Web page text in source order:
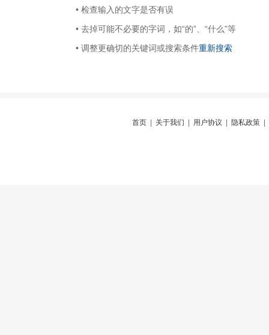
• 检查输入的文字是否有误
• 去掉可能不必要的字词，如“的”、“什么”等
• 调整更确切的关键词或搜索条件重新搜索
首页 关于我们 用户协议 隐私政策